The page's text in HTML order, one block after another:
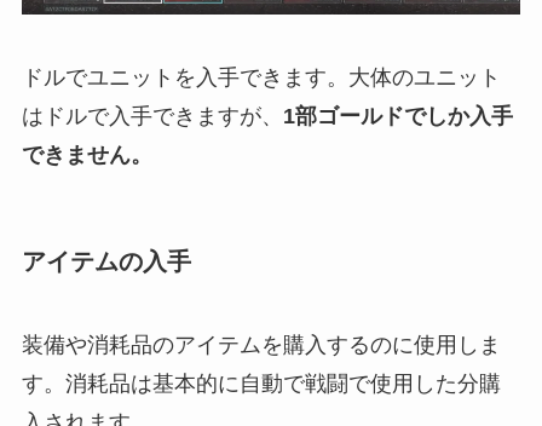
ドルでユニットを入手できます。大体のユニット
はドルで入手できますが、 1部ゴールドでしか入手
できません。
アイテムの入手
装備や消耗品のアイテムを購入するのに使用しま
す。消耗品は基本的に自動で戦闘で使用した分購